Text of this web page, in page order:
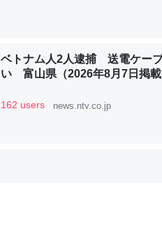
これを元に考えるとカルシウム
─ニュース :: 【研究発表】昆虫学の大
ベトナム人2人逮捕 送電ケー
い 富山県（2026年8月7日掲
162 users news.ntv.co.jp